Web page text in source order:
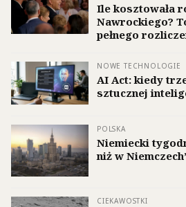
Ile kosztowała
Nawrockiego?
pełnego
NOWE TECHNOLOGIE
AI Act: kiedy
sztucznej
POLSKA
Niemiecki
niż w
CIEKAWOSTKI